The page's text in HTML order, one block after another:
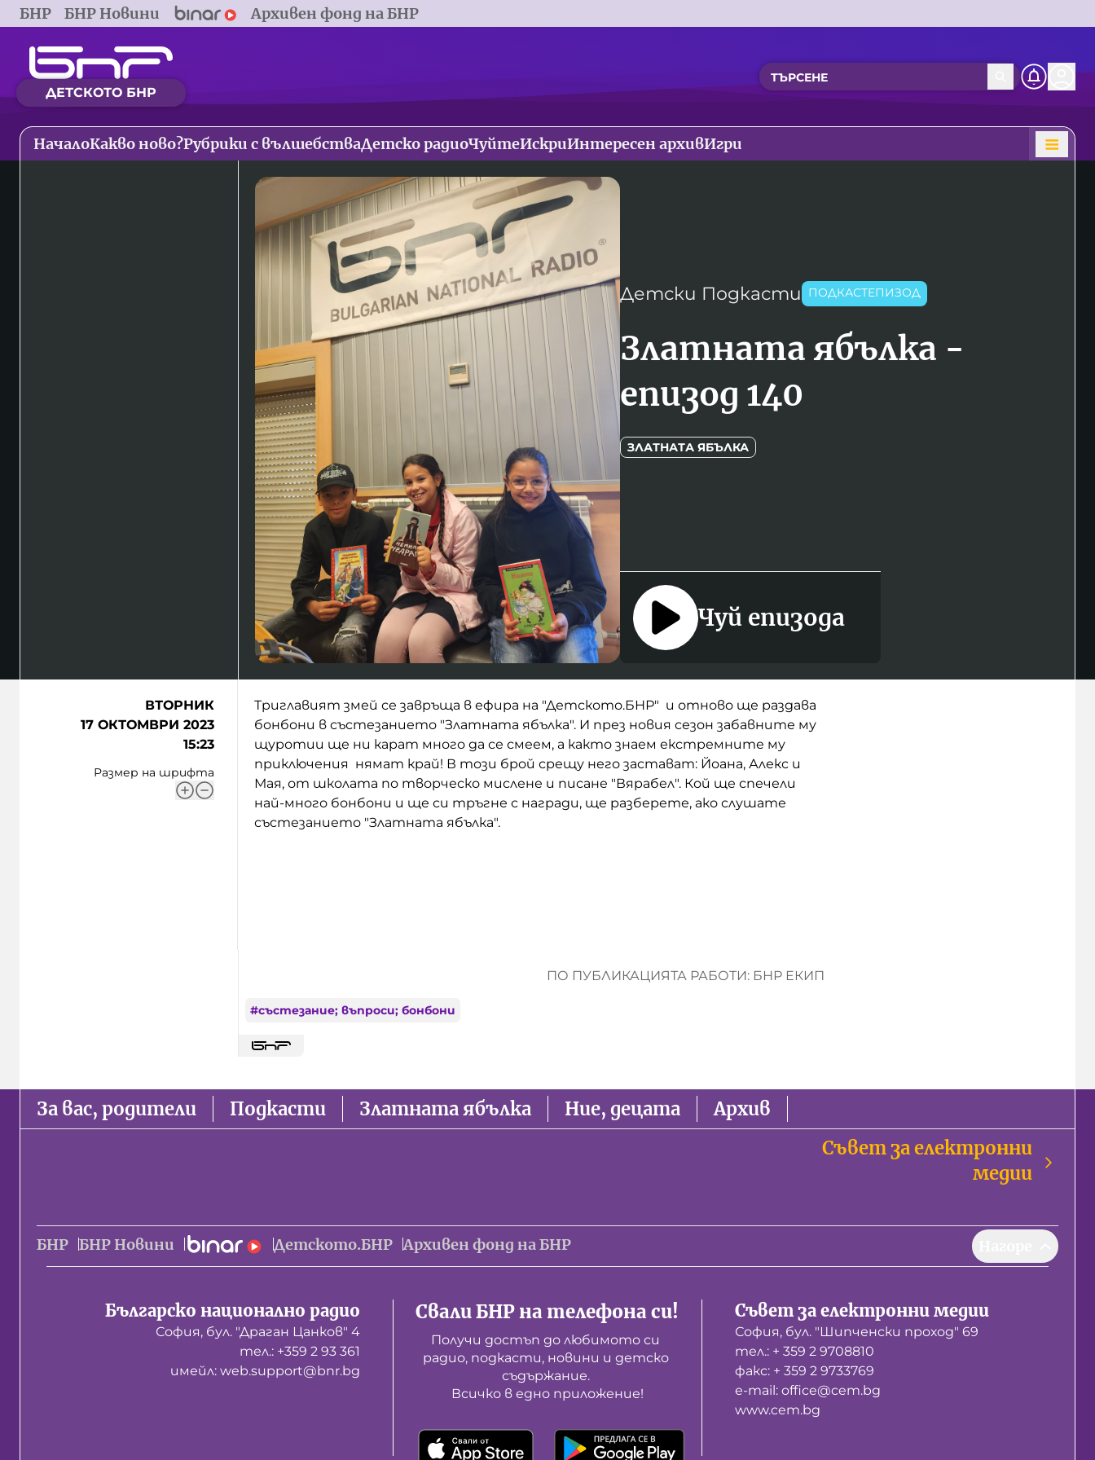
БНР БНР Новини Архивен фонд на БНР
ДЕТСКОТО БНР
НачалоКакво ново?Рубрики с вълшебстваДетско радиоЧуйтеИскриИнтересен архивИгри
Детски Подкасти ПОДКАСТЕПИЗОД
Златната ябълка -
епизод 140
ЗЛАТНАТА ЯБЪЛКА
Чуй епизода
ВТОРНИК
17 ОКТОМВРИ 2023
15:23
Размер на шрифта
Триглавият змей се завръща в ефира на "Детското.БНР" и отново ще раздава
бонбони в състезанието "Златната ябълка". И през новия сезон забавните му
щуротии ще ни карат много да се смеем, а както знаем екстремните му
приключения нямат край! В този брой срещу него застават: Йоана, Алекс и
Мая, от школата по творческо мислене и писане "Вярабел". Кой ще спечели
най-много бонбони и ще си тръгне с награди, ще разберете, ако слушате
състезанието "Златната ябълка".
ПО ПУБЛИКАЦИЯТА РАБОТИ: БНР ЕКИП
#състезание; въпроси; бонбони
За вас, родители Подкасти Златната ябълка Ние, децата
Архив
Съвет за електронни
медии
БНР БНР Новини Детското.БНР Архивен фонд на БНР
Българско национално радио
София, бул. "Драган Цанков" 4
тел.: +359 2 93 361
имейл: web.support@bnr.bg
Свали БНР на телефона си!
Получи достъп до любимото си
радио, подкасти, новини и детско
съдържание.
Всичко в едно приложение!
Съвет за електронни медии
София, бул. "Шипченски проход" 69
тел.: + 359 2 9708810
факс: + 359 2 9733769
е-mail: office@cem.bg
www.cem.bg